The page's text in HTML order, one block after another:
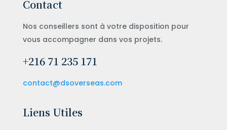
Contact
Nos conseillers sont à votre disposition pour
vous accompagner dans vos projets.
+216 71 235 171
contact@dsoverseas.com
Liens Utiles